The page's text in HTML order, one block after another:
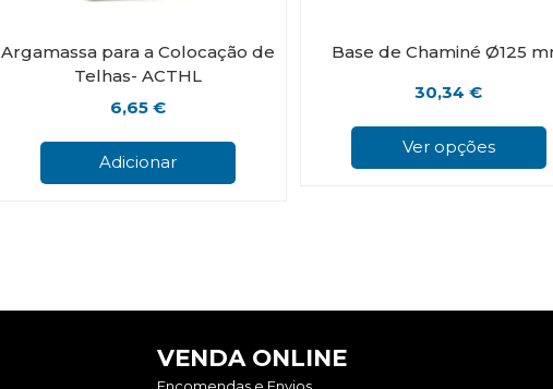
Argamassa para a Colocação de
Telhas- ACTHL
6,65€
Adicionar
Base de Chaminé Ø125
30,34€
Ver opções
VENDA ONLINE
Encomendas e Envios